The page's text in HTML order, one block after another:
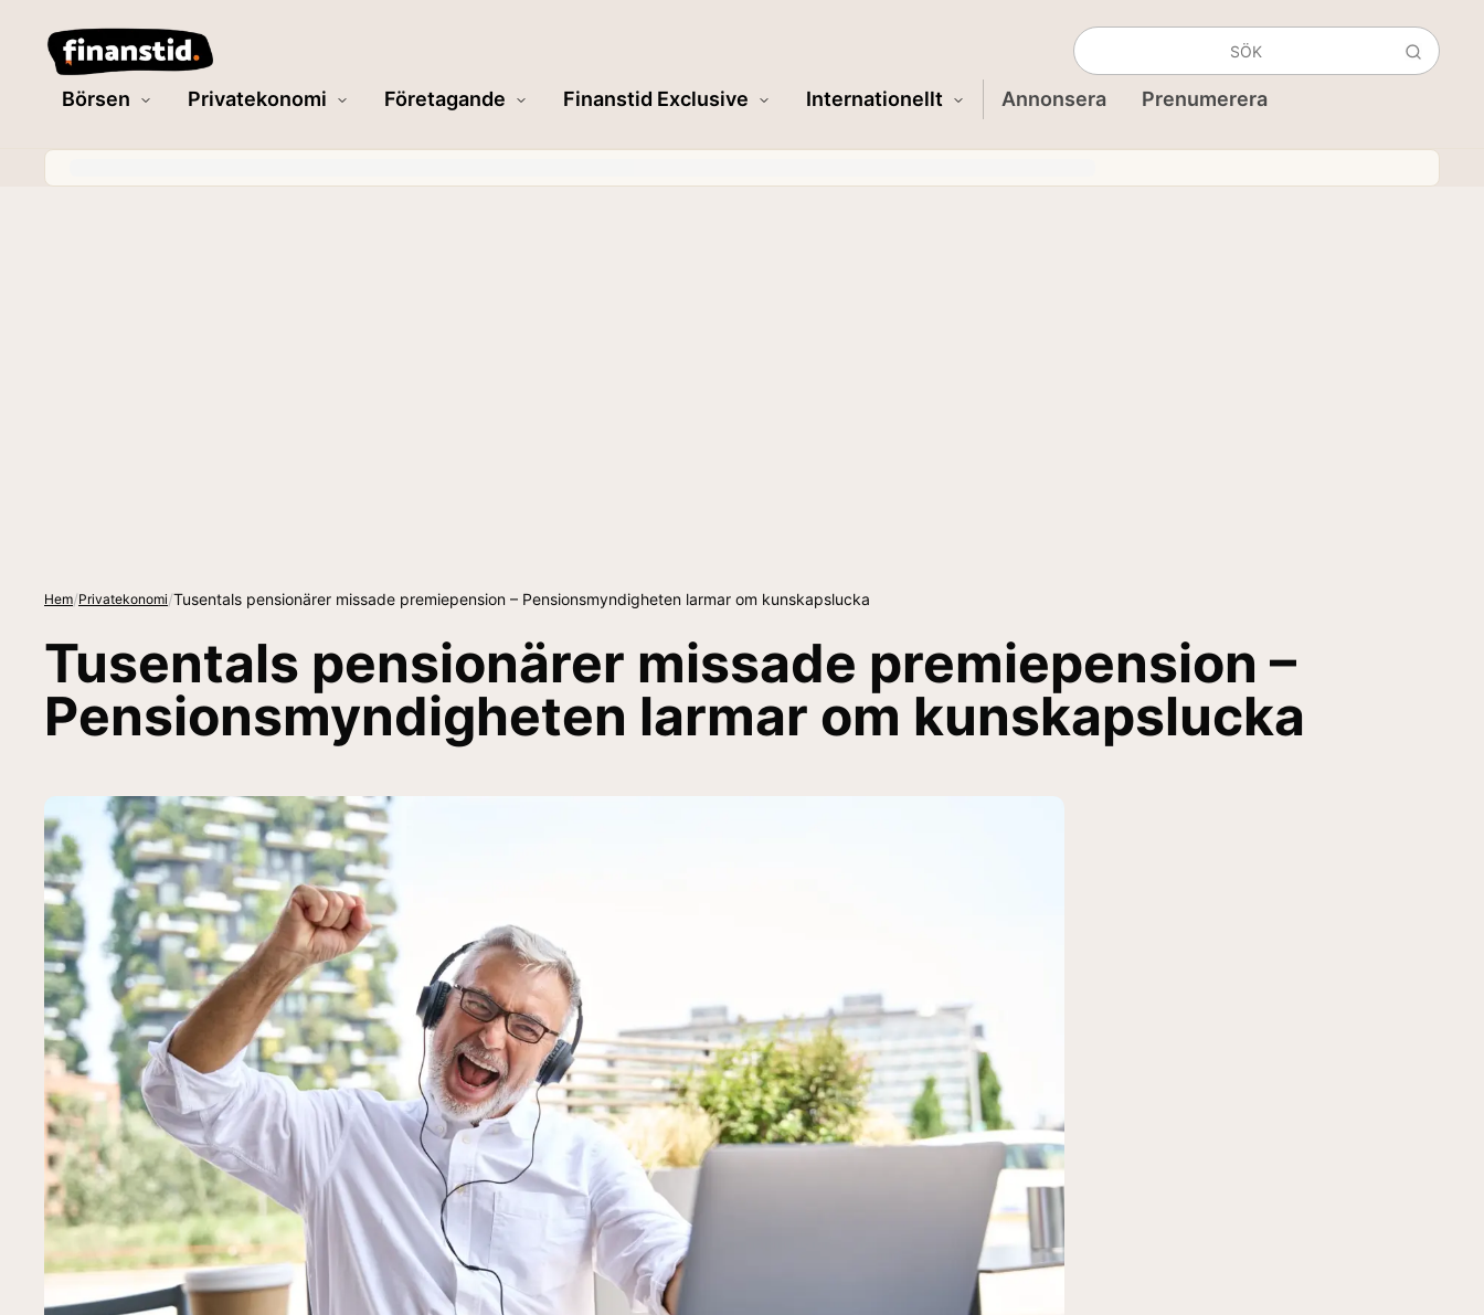
Börsen Privatekonomi Företagande Finanstid Exclusive Internationellt Annonsera Prenumerera
Hem/Privatekonomi/Tusentals pensionärer missade premiepension – Pensionsmyndigheten larmar om kunskapslucka
Tusentals pensionärer missade premiepension –
Pensionsmyndigheten larmar om kunskapslucka